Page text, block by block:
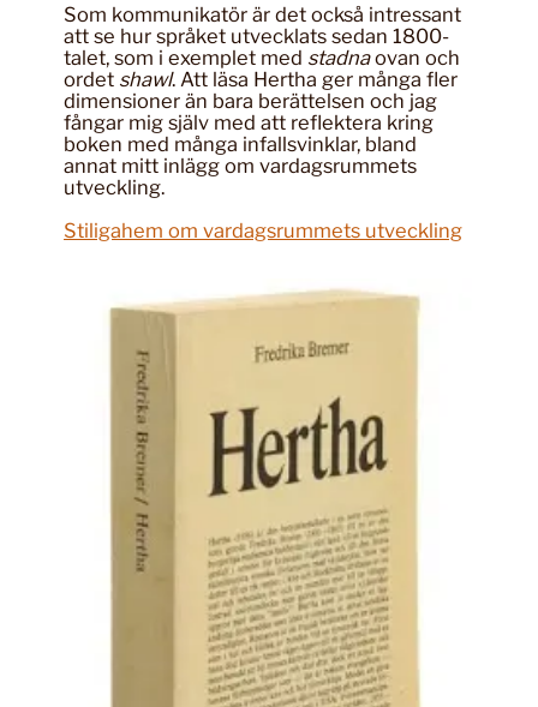
Som kommunikatör är det också intressant
att se hur språket utvecklats sedan 1800-
talet, som i exemplet med stadnaovan och
ordet shawl. Att läsa Hertha ger många fler
dimensioner än bara berättelsen och jag
fångar mig själv med att reflektera kring
boken med många infallsvinklar, bland
annat mitt inlägg om vardagsrummets
utveckling.
Stiligahem om vardagsrummets utveckling